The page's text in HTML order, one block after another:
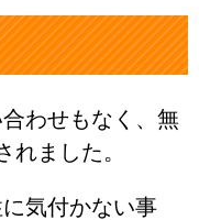
わせもなく、無
ました。
気付かない事